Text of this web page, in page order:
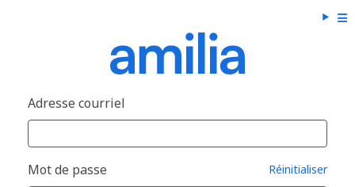
Adresse courriel
Mot de passe Réinitialiser